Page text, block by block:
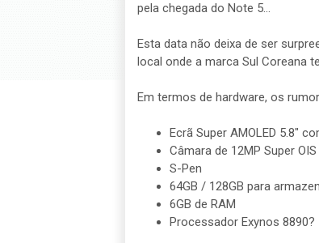
pela chegada do Note 5...
Esta data não deixa de ser
local onde a marca Sul Coreana
Em termos de hardware, os
Ecrã Super AMOLED 5.8"
Câmara de 12MP Super OIS
S-Pen
64GB / 128GB para
6GB de RAM
Processador Exynos 8890?